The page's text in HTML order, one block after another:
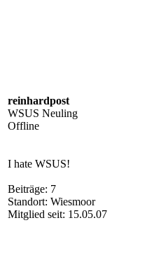
reinhardpost
WSUS Neuling
Offline
I hate WSUS!
Beiträge: 7
Standort: Wiesmoor
Mitglied seit: 15.05.07